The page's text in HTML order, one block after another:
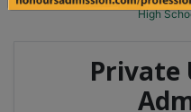
High
Private